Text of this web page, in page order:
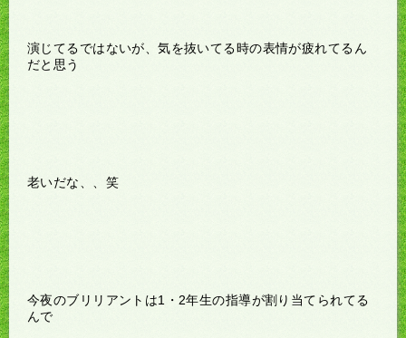
演じてるではないが、気を抜いてる時の表情が疲れてるん
だと思う
老いだな、、笑
今夜のブリリアントは1・2年生の指導が割り当てられてる
んで